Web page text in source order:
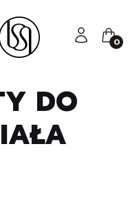
Zaloguj się
DO